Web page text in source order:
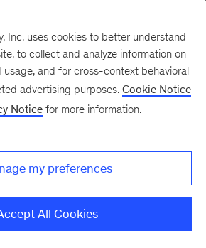
Inc. uses cookies to better understand
to collect and analyze information on
and for cross-context behavioral
advertising purposes. Cookie Notice
Notice for more information.
my preferences
All Cookies